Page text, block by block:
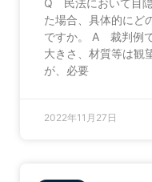
Q 民法において目
た場合、具体的にど
ですか。 A 裁判例
大きさ、材質等は観
が、必要
2022年11月27日